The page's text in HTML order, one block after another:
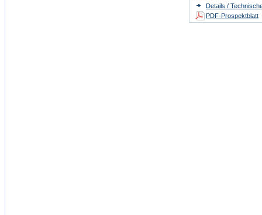
Details /
PDF-Prospektblatt